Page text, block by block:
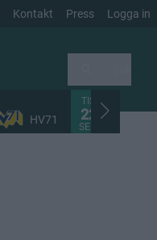
Kontakt Press Logga in
HV71
TIS
22
SEP.